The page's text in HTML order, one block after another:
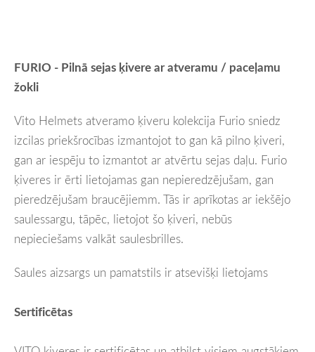
FURIO - Pilnā sejas ķivere ar atveramu / paceļamu
žokli
Vito Helmets atveramo ķiveru kolekcija Furio sniedz
izcilas priekšrocības izmantojot to gan kā pilno ķiveri,
gan ar iespēju to izmantot ar atvērtu sejas daļu. Furio
ķiveres ir ērti lietojamas gan nepieredzējušam, gan
pieredzējušam braucējiemm. Tās ir aprīkotas ar iekšējo
saulessargu, tāpēc, lietojot šo ķiveri, nebūs
nepieciešams valkāt saulesbrilles.
Saules aizsargs un pamatstils ir atsevišķi lietojams
Sertificētas